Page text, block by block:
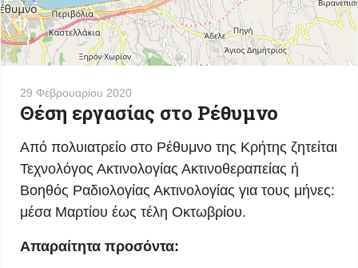
29 Φεβρουαρίου 2020
Θέση εργασίας στο Ρέθυμνο
Από πολυιατρείο στο Ρέθυμνο της Κρήτης ζητείται
Τεχνολόγος Ακτινολογίας Ακτινοθεραπείας ή
Βοηθός Ραδιολογίας Ακτινολογίας για τους μήνες:
μέσα Μαρτίου έως τέλη Οκτωβρίου.
Απαραίτητα προσόντα: